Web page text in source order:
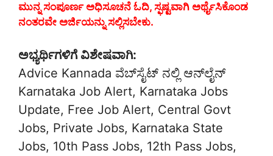
ಮುನ್ನ ಸಂಪೂರ್ಣ ಅಧಿಸೂಚನೆ ಓದಿ, ಸ್ಫಷ್ಟವಾಗಿ ಅರ್ಥೈಸಿಕೊಂಡ
ನಂತರವೇ ಅರ್ಜಿಯನ್ನು ಸಲ್ಲಿಸಬೇಕು.
ಅಭ್ಯರ್ಥಿಗಳಿಗೆ ವಿಶೇಷವಾಗಿ:
Advice Kannada ವೆಬ್‌ಸೈಟ್‌ ನಲ್ಲಿ ಆನ್‌ಲೈನ್‌
Karnataka Job Alert, Karnataka Jobs
Update, Free Job Alert, Central Govt
Jobs, Private Jobs, Karnataka State
Jobs, 10th Pass Jobs, 12th Pass Jobs,